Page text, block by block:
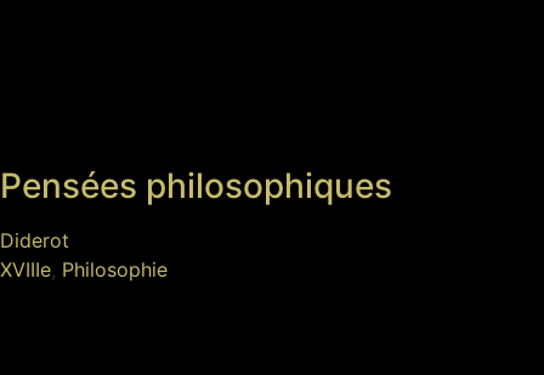
Pensées philosophiques
Diderot
XVIIIe, Philosophie